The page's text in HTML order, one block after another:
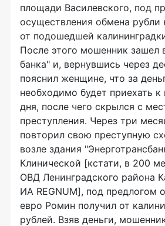
площади Василевского, под
осуществления обмена рубли
от подошедшей
После этого мошенник зашел
банка" и, вернувшись через
пояснил женщине, что за
необходимо будет приехать к
дня, после чего скрылся с
преступления. Через три
повторил свою преступную
возле здания
Клинической [кстати, в 200
ОВД Ленинградского района
ИА REGNUM], под предлогом
евро Ромин получил от
рублей. Взяв деньги,